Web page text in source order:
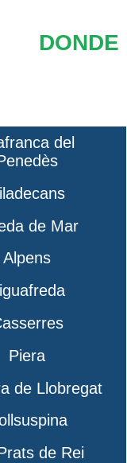
del
de Mar
Alpens
Piera
de Llobregat
de Rei